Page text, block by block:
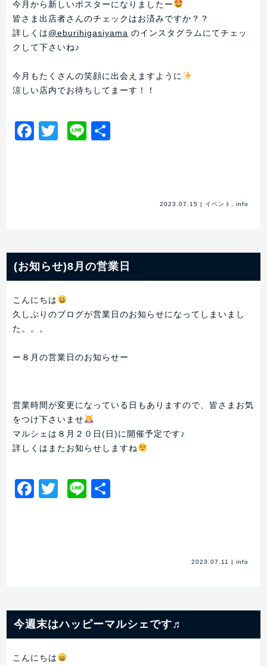
今月から新しいポスターになりましたー
皆さま出店者さんのチェックはお済みですか？？
詳しくは@eburihigasiyama のインスタグラムにてチェッ
クして下さいね♪
今月もたくさんの笑顔に出会えますように
涼しい店内でお待ちしてまーす！！
Facebook
Twitter
Line
2023.07.15 | イベント , info
(お知らせ)8月の営業日
こんにちは
久しぶりのブログが営業日のお知らせになってしまいまし
た。。。
ー８月の営業日のお知らせー
営業時間が変更になっている日もありますので、皆さまお気
をつけ下さいませ
マルシェは８月２０日(日)に開催予定です♪
詳しくはまたお知らせしますね
Facebook
Twitter
Line
2023.07.11 | info
今週末はハッピーマルシェです♬
こんにちは